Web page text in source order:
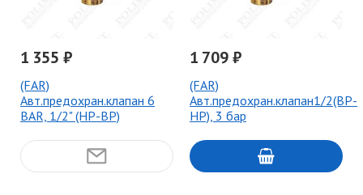
1 355 ₽
(FAR)
Авт.предохран.клапан 6
BAR, 1/2" (НР-ВР)
1 709 ₽
(FAR)
Авт.предохран.клапан1/2(ВР-
НР), 3 бар